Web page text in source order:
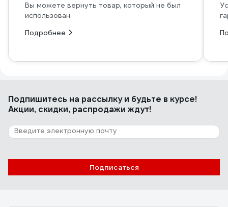
Вы можете вернуть товар, который не был
использован
Подробнее
Подпишитесь на рассылкуи будьте в курсе!
Акции, скидки, распродажи ждут!
Подписаться